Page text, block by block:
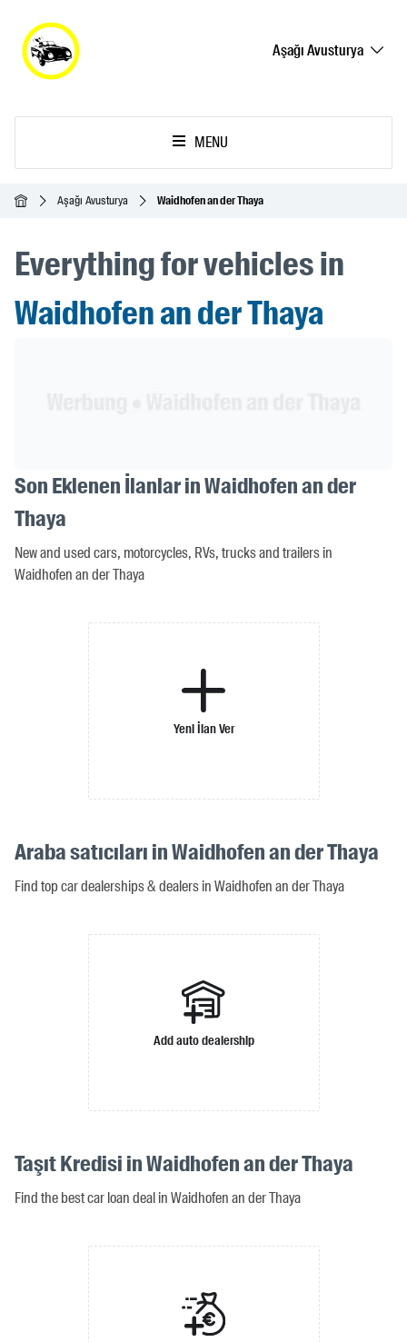
Aşağı Avusturya
MENU
Ana SayfaAşağı Avusturya Waidhofen an der Thaya
Everything for vehicles in
Waidhofen an der Thaya
Son Eklenen İlanlar in Waidhofen an der
Thaya
New and used cars, motorcycles, RVs, trucks and trailers in
Waidhofen an der Thaya
Yeni İlan Ver
Araba satıcıları in Waidhofen an der Thaya
Find top car dealerships & dealers in Waidhofen an der Thaya
Add auto dealership
Taşıt Kredisi in Waidhofen an der Thaya
Find the best car loan deal in Waidhofen an der Thaya